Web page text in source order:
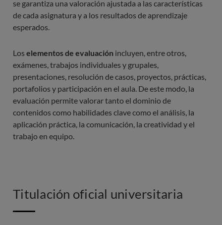
Sesiones y ponencias de expertos
Servicios académicos
Emisión y envío del título
Carné del estudiante |BCH Student Card
Salidas pedagógicas (Incluye transporte y gestión de
las visitas)
se garantiza una valoración ajustada a las características
de cada asignatura y a los resultados de aprendizaje
esperados.
Los elementos de evaluación incluyen, entre otros,
exámenes, trabajos individuales y grupales,
presentaciones, resolución de casos, proyectos, prácticas,
portafolios y participación en el aula. De este modo, la
evaluación permite valorar tanto el dominio de
contenidos como habilidades clave como el análisis, la
aplicación práctica, la comunicación, la creatividad y el
trabajo en equipo.
Titulación oficial universitaria